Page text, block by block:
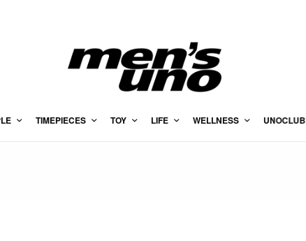
TIMEPIECES TOY LIFE WELLNESS UNOCLUB